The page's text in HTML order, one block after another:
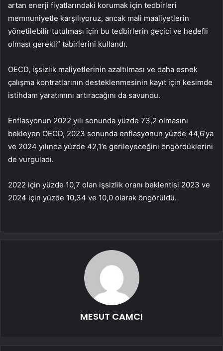
artan enerji fiyatlarındaki korumak için tedbirleri
memnuniyetle karşılıyoruz, ancak mali maaliyetlerin
yönetilebilir tutulması için bu tedbirlerin geçici ve hedefli
olması gerekli” tabirlerini kullandı.
OECD, işsizlik maliyetlerinin azaltılması ve daha esnek
çalışma kontratlarının desteklenmesinin kayıt için kesimde
istihdam yaratımını artıracağını da savundu.
Enflasyonun 2022 yılı sonunda yüzde 73,2 olmasını
bekleyen OECD, 2023 sonunda enflasyonun yüzde 44,6’ya
ve 2024 yılında yüzde 42,1’e gerileyeceğini öngördüklerini
de vurguladı.
2022 için yüzde 10,7 olan işsizlik oranı beklentisi 2023 ve
2024 için yüzde 10,34 ve 10,0 olarak öngörüldü.
MESUT CAMCI